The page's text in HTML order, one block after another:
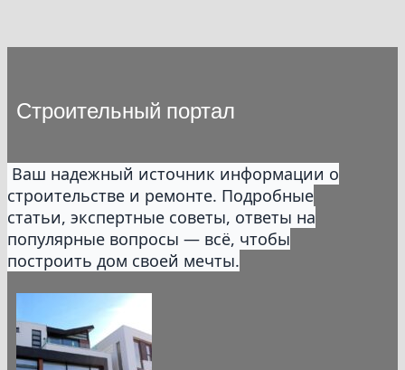
Строительный портал
Ваш надежный источник информации о
строительстве и ремонте. Подробные
статьи, экспертные советы, ответы на
популярные вопросы — всё, чтобы
построить дом своей мечты.